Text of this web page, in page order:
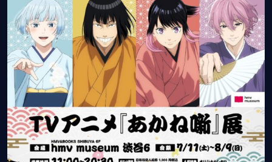
Cardlist
Collection
Deck Builder
My-Collection
Deck Library
Deck Share
PREMIUM SERVICE
ทีวีออนไลน์
แนะนำรายการทีวี